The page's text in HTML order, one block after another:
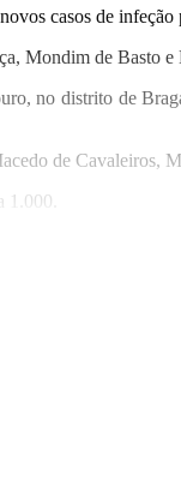
casos de
Mondim de Basto
no distrito de
de Cavaleiros,
1.000.